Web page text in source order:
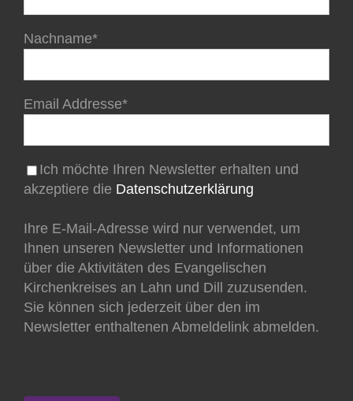
Nachname*
Email Addresse*
Ich möchte Ihren Newsletter erhalten und
akzeptiere die Datenschutzerklärung
Ihre E-Mail-Adresse wird nur verwendet, um
Ihnen unseren Newsletter und Informationen
über die Aktivitäten des Evangelischen
Kirchenkreises an Lahn und Dill zuzusenden.
Sie können sich jederzeit über den im
Newsletter enthaltenen Abmeldelink abmelden.